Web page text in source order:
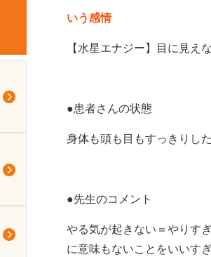
いう感情
【水星エナジー】目に見え
●患者さんの状態
身体も頭も目もすっきりし
●先生のコメント
やる気が起きない＝やりす
に意味もないことをいいす